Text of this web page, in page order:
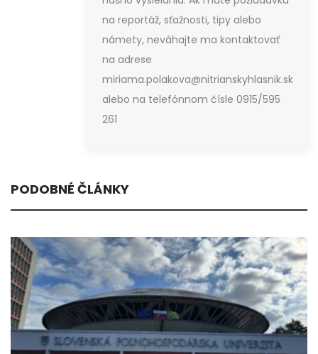
na reportáž, sťažnosti, tipy alebo
námety, neváhajte ma kontaktovať
na adrese
miriama.polakova@nitrianskyhlasnik.sk
alebo na telefónnom čísle 0915/595
261
PODOBNÉ ČLÁNKY